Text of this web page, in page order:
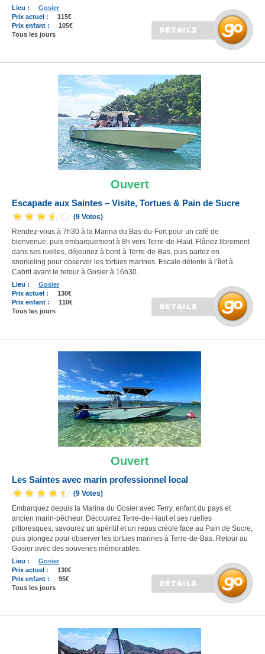
Lieu :
Gosier
Prix actuel :
115€
Prix enfant :
105€
Tous les jours
Ouvert
Escapade aux Saintes – Visite, Tortues & Pain de Sucre
(9 Votes)
Rendez-vous à 7h30 à la Marina du Bas-du-Fort pour un café de
bienvenue, puis embarquement à 8h vers Terre-de-Haut. Flânez librement
dans ses ruelles, déjeunez à bord à Terre-de-Bas, puis partez en
snorkeling pour observer les tortues marines. Escale détente à l’îlet à
Cabrit avant le retour à Gosier à 16h30.
Lieu :
Gosier
Prix actuel :
130€
Prix enfant :
110€
Tous les jours
Ouvert
Les Saintes avec marin professionnel local
(9 Votes)
Embarquez depuis la Marina du Gosier avec Terry, enfant du pays et
ancien marin-pêcheur. Découvrez Terre-de-Haut et ses ruelles
pittoresques, savourez un apéritif et un repas créole face au Pain de Sucre,
puis plongez pour observer les tortues marines à Terre-de-Bas. Retour au
Gosier avec des souvenirs mémorables.
Lieu :
Gosier
Prix actuel :
130€
Prix enfant :
95€
Tous les jours